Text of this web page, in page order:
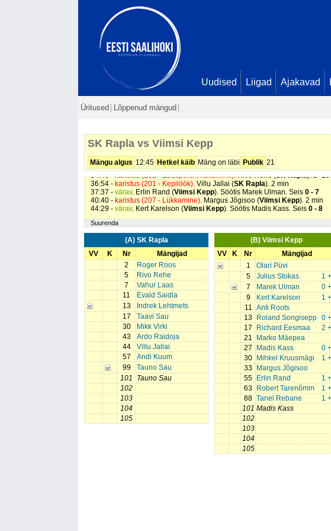
Uudised Liigad Ajakavad
Üritused Lõppenud mängud
SK Rapla vs Viimsi Kepp
Mängu algus 12:45 Hetkel käib Mäng on läbi Publik 21
08:12 -värav. Robert Tarenõmm (
14:15 -värav. Julius Stokas (Viimsi Kepp). Söötis Tanel Rebane. Seis0 - 2
22:49 -värav. Richard Eesmaa (Viimsi Kepp
värav Viimsi Kepp
34:04 -värav. Richard Eesmaa (Viimsi Kepp). Söötis Madis Kass. Seis
34:46 -värav. Mihkel Kruusmägi (Viimsi Kepp). Seis0 - 6
34:46 -karistus (101 - Ebasportlik käitumine). Rivo Rehe (SK Rapla).
36:54 - karistus (201 - Kepilöök). Villu Jallai (SK Rapla). 2 min
37:37 - värav. Erlin Rand (Viimsi Kepp). Söötis Marek Ulman. Seis 0 - 7
40:40 - karistus (207 - Lükkamine). Margus Jõgisoo (Viimsi Kepp). 2 min
44:29 - värav. Kert Karelson (Viimsi Kepp). Söötis Madis Kass. Seis 0 - 8
Suurenda
(A) SK Rapla
VV
K Nr
Mängijad
2
Roger Roos
5
Rivo Rehe
7
Vahur Laas
11
Evald Saidla
13
Indrek Lehtmets
17
Taavi Sau
30
Mikk Virki
43
Ardo Raidoja
44
Villu Jallai
57
Andi Kuum
99
Tauno Sau
101
Tauno Sau
102
103
104
105
(B) Viimsi Kepp
VV
K Nr
Mängijad
1
Olari Püvi
5
1
Julius Stokas
7
0
Marek Ulman
9
1
Kert Karelson
11 Anti Roots
13
0
Roland Songisepp
17
2
Richard Eesmaa
21
Marko Mäepea
27
0
Madis Kass
30
1
Mihkel Kruusmägi
33
Margus Jõgisoo
55
1
Erlin Rand
63
1
Robert Tarenõmm
88
1
Tanel Rebane
101 Madis Kass
102
103
104
105